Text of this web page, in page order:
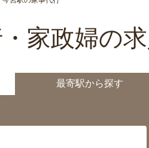
家政婦の
最寄駅から探す